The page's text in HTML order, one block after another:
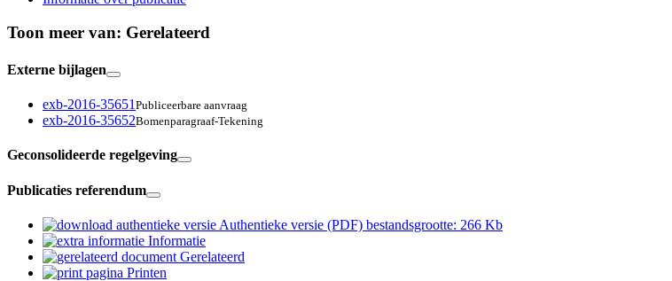
Toon meer van: Gerelateerd
Externe bijlagen
exb-2016-35651 Publiceerbare aanvraag
exb-2016-35652Bomenparagraaf-Tekening
Geconsolideerde regelgeving
Publicaties referendum
Authentieke versie (PDF) bestandsgrootte: 266 Kb
Informatie
Gerelateerd
Printen